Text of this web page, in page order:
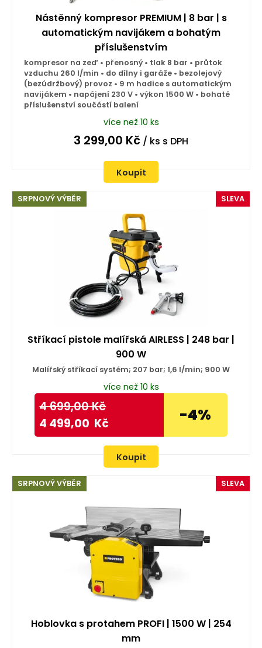
Nástěnný kompresor PREMIUM | 8 bar | s
automatickým navijákem a bohatým
příslušenstvím
kompresor na zeď • přenosný • tlak 8 bar • průtok
vzduchu 260 l/min • do dílny i garáže • bezolejový
(bezúdržbový) provoz • 9 m hadice s automatickým
navijákem • napájení 230 V • výkon 1500 W • bohaté
příslušenství součástí balení
více než 10 ks
3 299,00 Kč / ks s DPH
Koupit
SLEVA
SRPNOVÝ VÝBĚR
Stříkací pistole malířská AIRLESS | 248 bar |
900 W
Malířský stříkací systém; 207 bar; 1,6 l/min; 900 W
více než 10 ks
4 699,00Kč
4 499,00 Kč -4%
Koupit
SLEVA
SRPNOVÝ VÝBĚR
Hoblovka s protahem PROFI | 1500 W | 254
mm